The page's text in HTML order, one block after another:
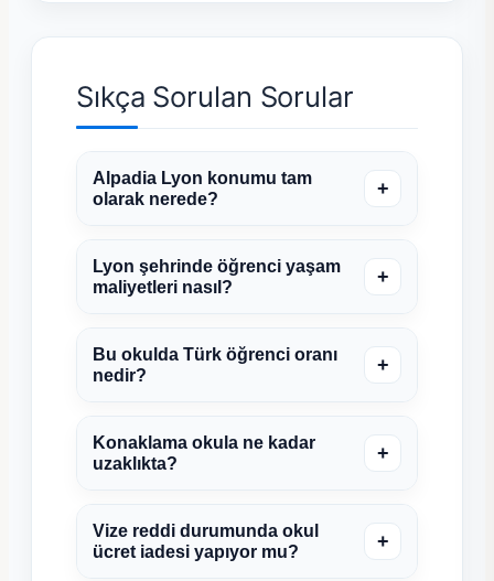
Sıkça Sorulan Sorular
Alpadia Lyon konumu tam
olarak nerede?
+
Lyon şehrinde öğrenci yaşam
maliyetleri nasıl?
+
Bu okulda Türk öğrenci oranı
nedir?
+
Konaklama okula ne kadar
uzaklıkta?
+
Vize reddi durumunda okul
ücret iadesi yapıyor mu?
+